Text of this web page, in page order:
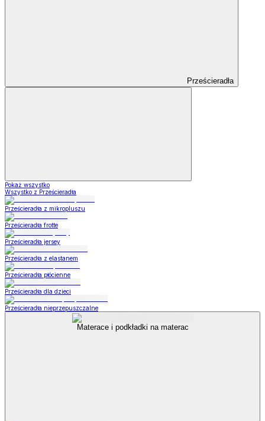
Prześcieradła
Pokaż wszystko
Wszystko z Prześcieradła
Prześcieradła z mikropluszu
Prześcieradła frotte
Prześcieradła jersey
Prześcieradła z elastanem
Prześcieradła płócienne
Prześcieradła dla dzieci
Prześcieradła nieprzepuszczalne
Materace i podkładki na materac